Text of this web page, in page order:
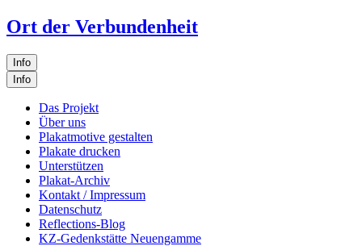
Ort der Verbundenheit
Info
Info
Das Projekt
Über uns
Plakatmotive gestalten
Plakate drucken
Unterstützen
Plakat-Archiv
Kontakt / Impressum
Datenschutz
Reflections-Blog
KZ-Gedenkstätte Neuengamme